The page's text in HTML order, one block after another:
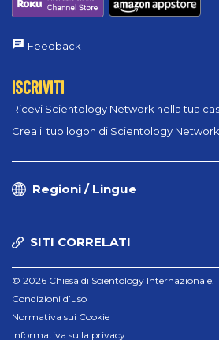
Feedback
ISCRIVITI
Ricevi Scientology Network nella tua
Crea il tuo logon di Scientology Network
Regioni / Lingue
SITI CORRELATI
© 2026 Chiesa di Scientology Internazionale.
Condizioni d’uso
Normativa sui Cookie
Informativa sulla privacy